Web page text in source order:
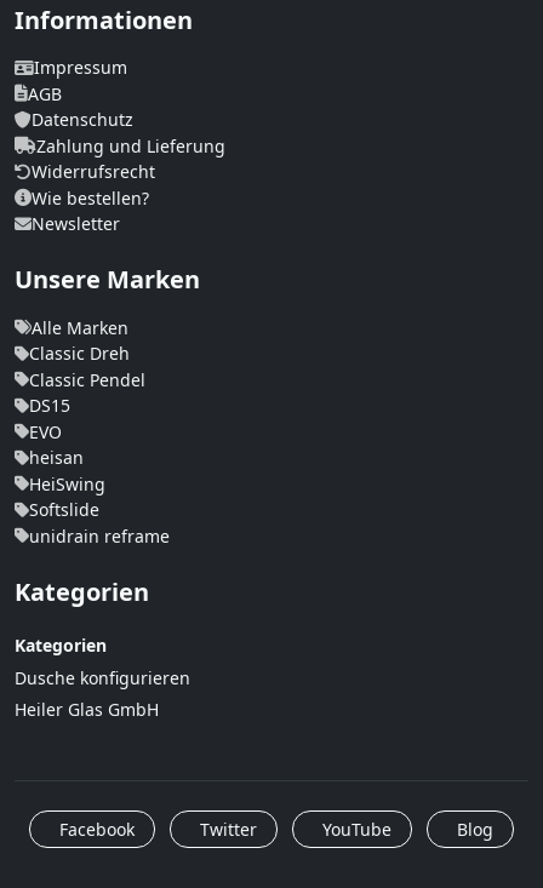
Informationen
Impressum
AGB
Datenschutz
Zahlung und Lieferung
Widerrufsrecht
Wie bestellen?
Newsletter
Unsere Marken
Alle Marken
Classic Dreh
Classic Pendel
DS15
EVO
heisan
HeiSwing
Softslide
unidrain reframe
Kategorien
Kategorien
Dusche konfigurieren
Heiler Glas GmbH
Facebook Twitter YouTube Blog